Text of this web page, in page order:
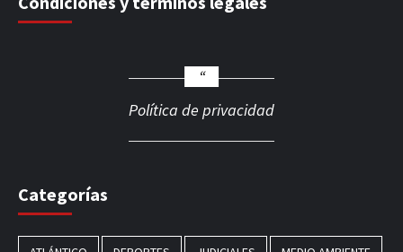
Política de privacidad
Categorías